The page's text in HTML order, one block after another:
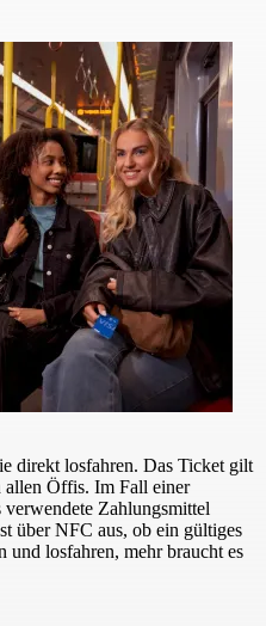
direkt losfahren. Das Ticket gilt
allen Öffis. Im Fall einer
Zahlungsmittel
über NFC aus, ob ein gültiges
und losfahren, mehr braucht es